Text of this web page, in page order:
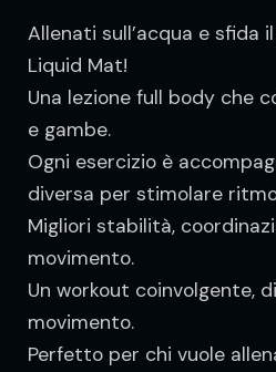
Allenati sull’acqua e sfida
Liquid Mat!
Una lezione full body che
e gambe.
Ogni esercizio è
diversa per stimolare
Migliori stabilità,
movimento.
Un workout coinvolgente,
movimento.
Perfetto per chi vuole